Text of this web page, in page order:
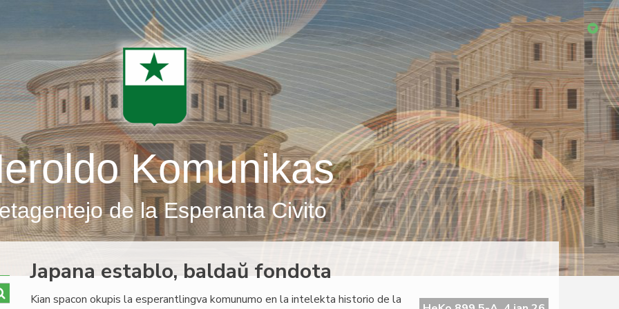
Komunikas
de la Esperanta Civito
Japana establo, baldaŭ fondota
Kian spacon okupis la esperantlingva komunumo en la intelekta historio de la